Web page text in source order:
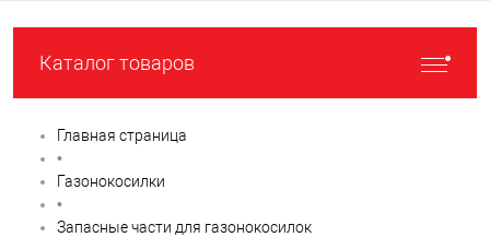
Каталог товаров
Главная страница
•
Газонокосилки
•
Запасные части для газонокосилок